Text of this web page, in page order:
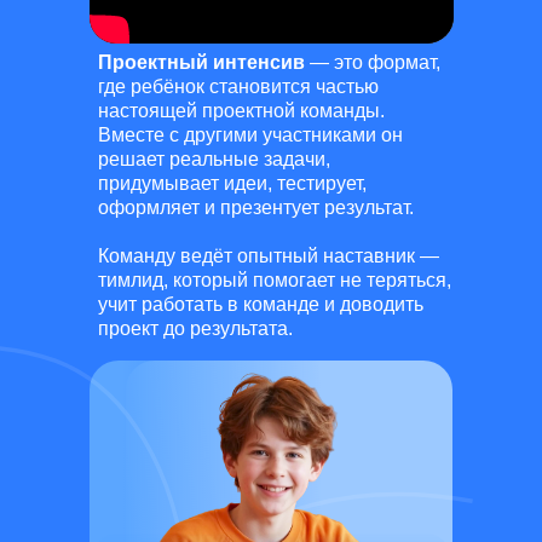
Проектный интенсив — это формат,
где ребёнок становится частью
настоящей проектной команды.
Вместе с другими участниками он
решает реальные задачи,
придумывает идеи, тестирует,
оформляет и презентует результат.
Команду ведёт опытный наставник —
тимлид, который помогает не теряться,
учит работать в команде и доводить
проект до результата.